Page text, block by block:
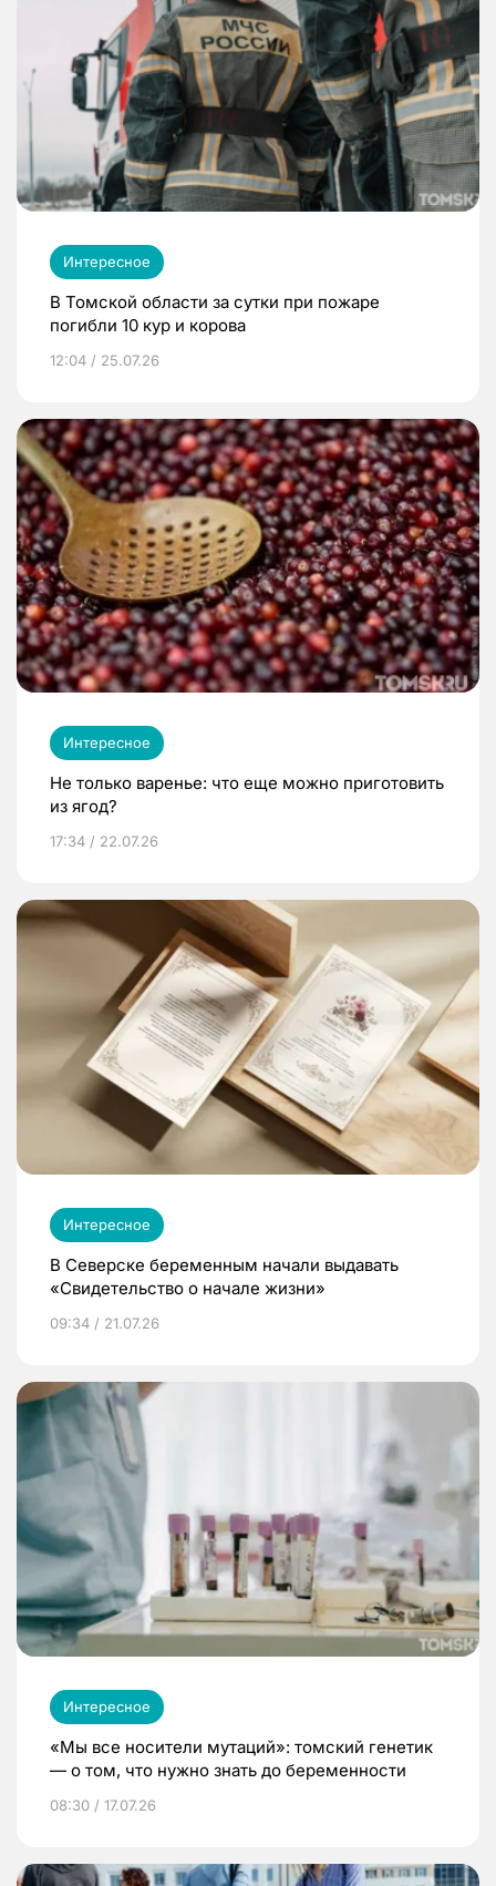
Интересное
В Томской области за сутки при пожаре
погибли 10 кур и корова
12:04 / 25.07.26
Интересное
Не только варенье: что еще можно приготовить
из ягод?
17:34 / 22.07.26
Интересное
В Северске беременным начали выдавать
«Свидетельство о начале жизни»
09:34 / 21.07.26
Интересное
«Мы все носители мутаций»: томский генетик
— о том, что нужно знать до беременности
08:30 / 17.07.26